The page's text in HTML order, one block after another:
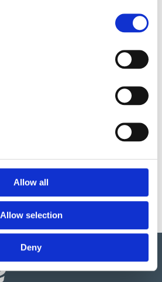
Allow all
Allow selection
Deny